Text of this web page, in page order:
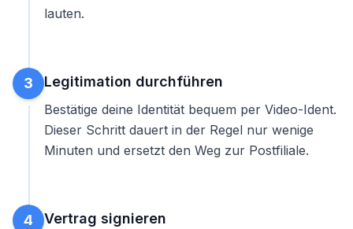
lauten.
3 Legitimation durchführen
Bestätige deine Identität bequem per Video-Ident.
Dieser Schritt dauert in der Regel nur wenige
Minuten und ersetzt den Weg zur Postfiliale.
4 Vertrag signieren